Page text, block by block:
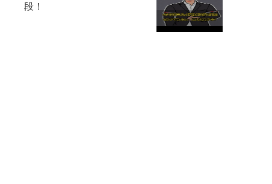
段！